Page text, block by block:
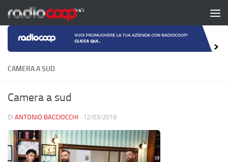
Salta al contenuto
CAMERA A SUD
Camera a sud
DI ANTONIO BACCIOCCHI · 12/03/2019